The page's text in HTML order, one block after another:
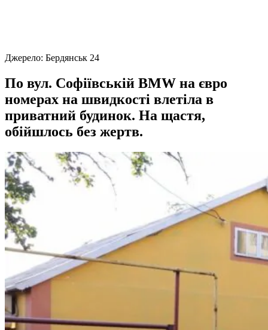
Джерело: Бердянськ 24
По вул. Софіївській BMW на євро
номерах на швидкості влетіла в
приватний будинок. На щастя,
обійшлось без жертв.